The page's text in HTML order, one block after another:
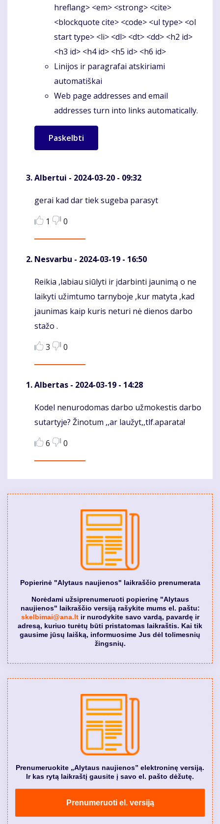
hreflang> <em> <strong> <cite>
<blockquote cite> <code> <ul type> <ol
start type> <li> <dl> <dt> <dd> <h2 id>
<h3 id> <h4 id> <h5 id> <h6 id>
Linijos ir paragrafai atskiriami
automatiškai
Web page addresses and email
addresses turn into links automatically.
Albertui - 2024-03-20 - 09:32
Komentaras
gerai kad dar tiek sugeba parasyt
1
0
Nesvarbu - 2024-03-19 - 16:50
Komentaras
Reikia ,labiau siūlyti ir įdarbinti jaunimą o ne
laikyti užimtumo tarnyboje ,kur matyta ,kad
jaunimas kaip kuris neturi nė dienos darbo
stažo .
3
0
Albertas - 2024-03-19 - 14:28
Komentaras
Kodel nenurodomas darbo užmokestis darbo
sutartyje? Žinotum ,,ar laužyt,,tlf.aparata!
6
0
Popierinė "Alytaus naujienos" laikraščio prenumerata
Norėdami užsiprenumeruoti popierinę "Alytaus
naujienos" laikraščio versiją rašykite mums el. paštu:
skelbimai@ana.ltir nurodykite savo vardą, pavardę ir
adresą, kuriuo turėtų būti pristatomas laikraštis. Kai tik
gausime jūsų laišką, informuosime Jus dėl tolimesnių
žingsnių.
Prenumeruokite „Alytaus naujienos” elektroninę versiją.
Ir kas rytą laikraštį gausite į savo el. pašto dėžutę.
Prenumeruoti el. versiją